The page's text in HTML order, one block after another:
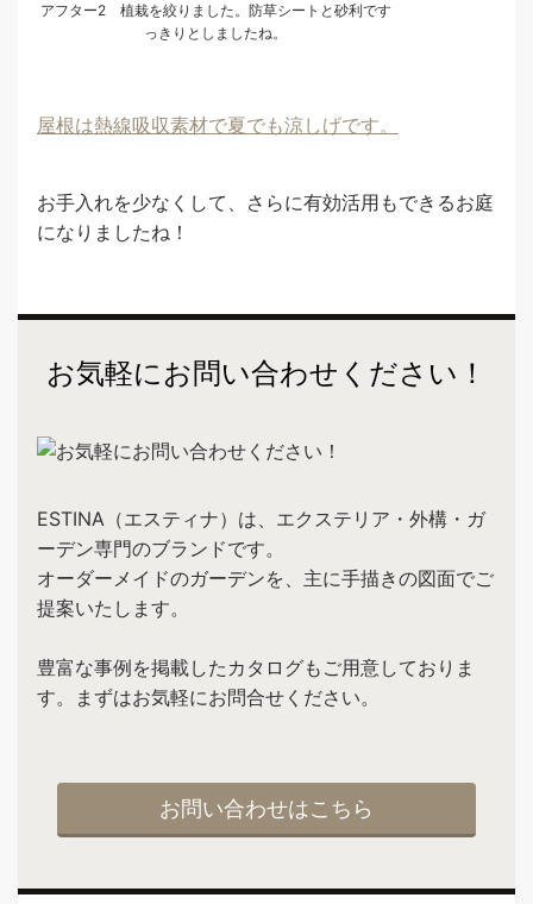
アフター2 植栽を絞りました。防草シートと砂利です
っきりとしましたね。
屋根は熱線吸収素材で夏でも涼しげです。
お手入れを少なくして、さらに有効活用もできるお庭
になりましたね！
お気軽にお問い合わせください！
ESTINA（エスティナ）は、エクステリア・外構・ガ
ーデン専門のブランドです。
オーダーメイドのガーデンを、主に手描きの図面でご
提案いたします。
豊富な事例を掲載したカタログもご用意しておりま
す。まずはお気軽にお問合せください。
お問い合わせはこちら